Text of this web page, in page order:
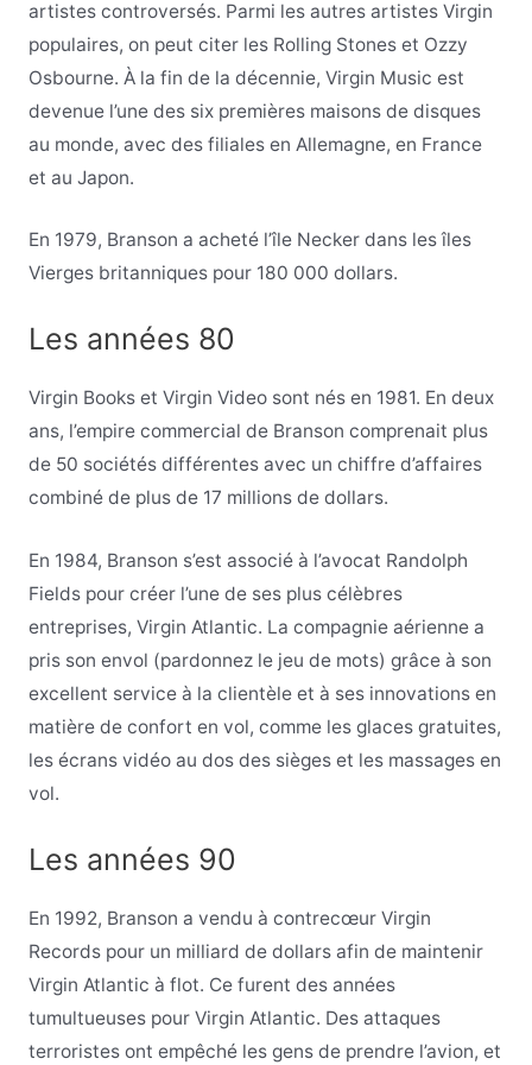
artistes controversés. Parmi les autres artistes Virgin
populaires, on peut citer les Rolling Stones et Ozzy
Osbourne. À la fin de la décennie, Virgin Music est
devenue l’une des six premières maisons de disques
au monde, avec des filiales en Allemagne, en France
et au Japon.
En 1979, Branson a acheté l’île Necker dans les îles
Vierges britanniques pour 180 000 dollars.
Les années 80
Virgin Books et Virgin Video sont nés en 1981. En deux
ans, l’empire commercial de Branson comprenait plus
de 50 sociétés différentes avec un chiffre d’affaires
combiné de plus de 17 millions de dollars.
En 1984, Branson s’est associé à l’avocat Randolph
Fields pour créer l’une de ses plus célèbres
entreprises, Virgin Atlantic. La compagnie aérienne a
pris son envol (pardonnez le jeu de mots) grâce à son
excellent service à la clientèle et à ses innovations en
matière de confort en vol, comme les glaces gratuites,
les écrans vidéo au dos des sièges et les massages en
vol.
Les années 90
En 1992, Branson a vendu à contrecœur Virgin
Records pour un milliard de dollars afin de maintenir
Virgin Atlantic à flot. Ce furent des années
tumultueuses pour Virgin Atlantic. Des attaques
terroristes ont empêché les gens de prendre l’avion, et